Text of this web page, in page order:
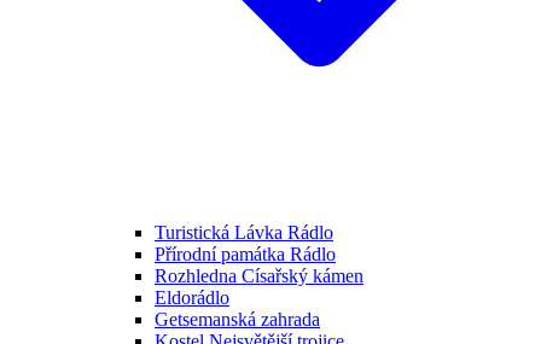
Turistická Lávka Rádlo
Přírodní památka Rádlo
Rozhledna Císařský kámen
Eldorádlo
Getsemanská zahrada